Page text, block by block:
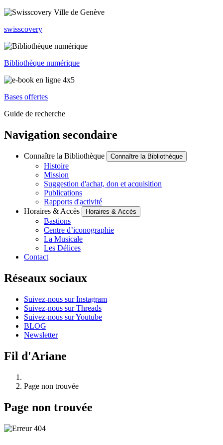
swisscovery
Bibliothèque numérique
Bases offertes
Guide de recherche
Navigation secondaire
Connaître la Bibliothèque Connaître la Bibliothèque
Histoire
Mission
Suggestion d'achat, don et acquisition
Publications
Rapports d'activité
Horaires & Accès
Horaires & Accès
Bastions
Centre d’iconographie
La Musicale
Les Délices
Contact
Réseaux sociaux
Suivez-nous sur Instagram
Suivez-nous sur Threads
Suivez-nous sur Youtube
BLOG
Newsletter
Fil d'Ariane
Page non trouvée
Page non trouvée